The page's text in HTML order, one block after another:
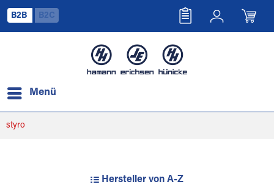
B2B B2C
Menü
styro
Hersteller von A-Z